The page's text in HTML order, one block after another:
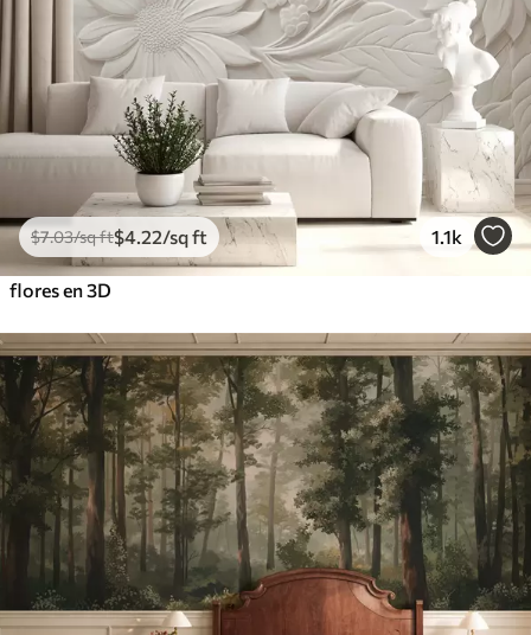
$7.03/sq ft$4 .22/sq ft 1.1k
flores en 3D